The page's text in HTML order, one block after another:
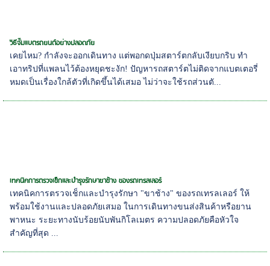
วิธีจั๊มแบตรถยนต์อย่างปลอดภัย
เคยไหม? กำลังจะออกเดินทาง แต่พอกดปุ่มสตาร์ตกลับเงียบกริบ ทำ
เอาทริปที่แพลนไว้ต้องหยุดชะงัก! ปัญหารถสตาร์ตไม่ติดจากแบตเตอรี่
หมดเป็นเรื่องใกล้ตัวที่เกิดขึ้นได้เสมอ ไม่ว่าจะใช้รถส่วนตั...
เทคนิคการตรวจเช็กและบำรุงรักษาขาช้าง ของรถเทรลเลอร์
เทคนิคการตรวจเช็กและบำรุงรักษา "ขาช้าง" ของรถเทรลเลอร์ ให้
พร้อมใช้งานและปลอดภัยเสมอ ในการเดินทางขนส่งสินค้าหรือยาน
พาหนะ ระยะทางนับร้อยนับพันกิโลเมตร ความปลอดภัยคือหัวใจ
สำคัญที่สุด ...